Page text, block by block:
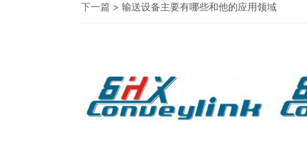
下一篇 > 输送设备主要有哪些和他的应用领域